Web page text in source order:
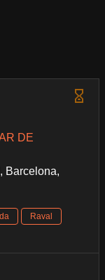
DE
Barcelona,
Raval